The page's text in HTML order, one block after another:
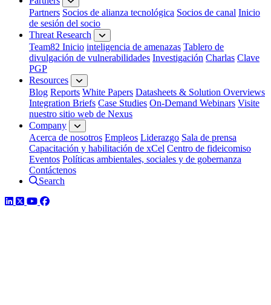
Partners Socios de alianza tecnológica Socios de canal Inicio
de sesión del socio
Threat Research
Team82 Inicio inteligencia de amenazas Tablero de
divulgación de vulnerabilidades Investigación Charlas Clave
PGP
Resources
Blog Reports White Papers Datasheets & Solution Overviews
Integration Briefs Case Studies On-Demand Webinars Visite
nuestro sitio web de Nexus
Company
Acerca de nosotros Empleos Liderazgo Sala de prensa
Capacitación y habilitación de xCel Centro de fideicomiso
Eventos Políticas ambientales, sociales y de gobernanza
Contáctenos
Search
LinkedIn
TwitterYouTube
Facebook